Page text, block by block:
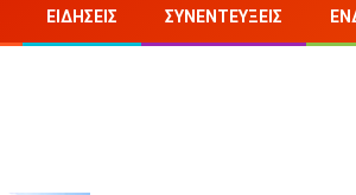
ΕΙΔΉΣΕΙΣ ΣΥΝΕΝΤΕΎΞΕΙΣ